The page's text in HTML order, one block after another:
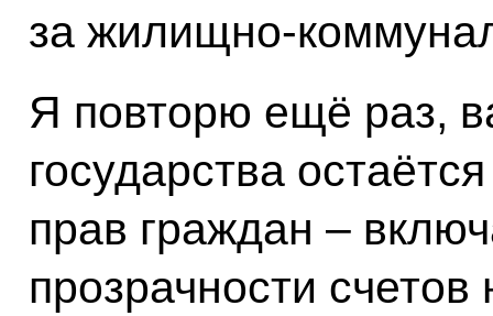
за жилищно-
Я повторю ещё раз,
государства
прав граждан –
прозрачности